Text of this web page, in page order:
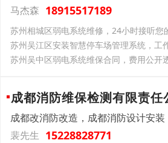
马杰森 18915517189
苏州相城区弱电系统维修，24小时接听您
苏州吴江区安装智慧停车场管理系统，工
苏州吴中区弱电系统维保合同，费用公开
成都消防维保检测有限责任
成都改消防改造，成都消防设计安
裴先生 15228828771